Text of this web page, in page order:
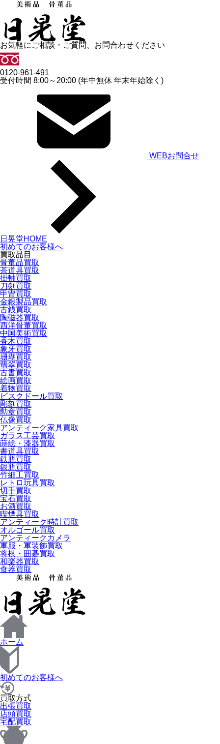
お気軽にご相談・ご質問、お問合わせください
0120-961-491
受付時間 8:00～20:00 (年中無休 年末年始除く)
WEBお問合せ
日晃堂HOME
初めてのお客様へ
買取品目
骨董品買取
茶道具買取
掛軸買取
刀剣買取
甲冑買取
金銀製品買取
古銭買取
陶磁器買取
西洋骨董買取
中国美術買取
香木買取
象牙買取
珊瑚買取
翡翠買取
古書買取
絵画買取
着物買取
ビスクドール買取
彫刻買取
勲章買取
仏像買取
アンティーク家具買取
ガラス工芸買取
蒔絵・漆器買取
書道具買取
鉄瓶買取
銀瓶買取
竹細工買取
レトロ玩具買取
切手買取
宝石買取
お酒買取
喫煙具買取
アンティーク時計買取
オルゴール買取
アンティークカメラ
軍服・軍装飾買取
将棋・囲碁買取
和楽器買取
食器買取
ホーム
初めてのお客様へ
買取方式
出張買取
店頭買取
宅配買取